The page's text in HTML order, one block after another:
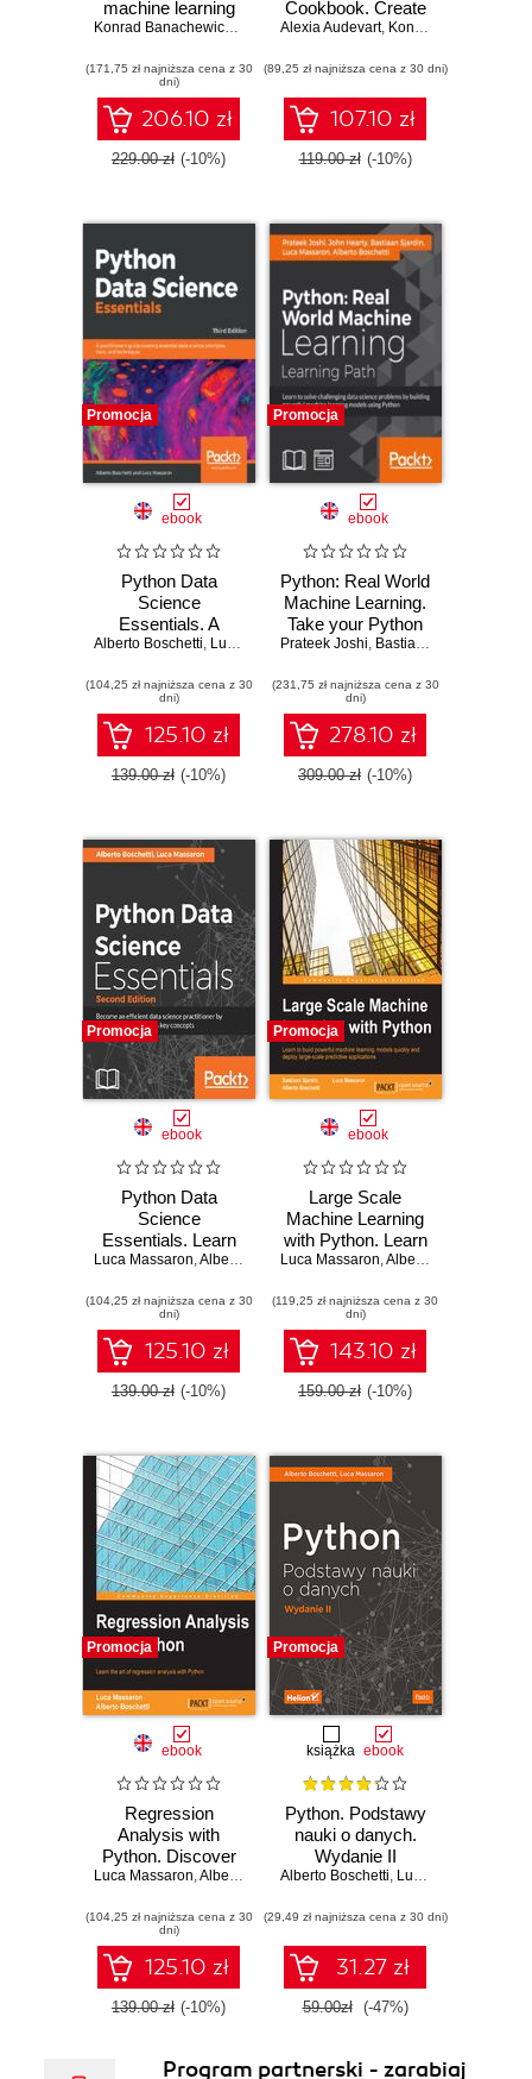
machine learning
for competitiveKonrad Banachewicz
, Anthony Goldbloom,Luca Massaron
(171,75 zł najniższa cena z 30
dni)
206.10 zł
229.00 zł (-10%)
Cookbook. Create
powerful machine
with TensorFlow
Alexia Audevart, Konrad Banachewicz
(89,25 zł najniższa cena z 30 dni)
107.10 zł
119.00 zł (-10%)
Promocja
ebook
Python Data
Science
Essentials. A
practitioner’s guide
data science
principles, tools,
and techniques -
Third Edition
Alberto Boschetti, Luca Massaron
(104,25 zł najniższa cena z 30
dni)
125.10 zł
139.00 zł (-10%)
Promocja
ebook
Python: Real World
Machine Learning.
Take your Python
Machine learning
level
Prateek Joshi, Bastiaan Sjardin
(231,75 zł najniższa cena z 30
dni)
278.10 zł
309.00 zł (-10%)
Promocja
ebook
Python Data
Science
Essentials. Learn
the fundamentals
with Python -
Second Edition
Luca Massaron,Alberto Boschetti
(104,25 zł najniższa cena z 30
dni)
125.10 zł
139.00 zł (-10%)
Promocja
ebook
Large Scale
Machine Learning
with Python. Learn
to build powerful
models quickly and
deploy large-scale
predictive
applications
Luca Massaron,Alberto Boschetti
(119,25 zł najniższa cena z 30
dni)
143.10 zł
159.00 zł (-10%)
Promocja
ebook
Regression
Analysis with
Python. Discover
everything you
about the art of
regression
analysis with
Python, and
change how you
Luca Massaron,Alberto Boschetti
(104,25 zł najniższa cena z 30
dni)
125.10 zł
139.00 zł (-10%)
Promocja
książka ebook
Python. Podstawy
nauki o danych.
Wydanie II
Alberto Boschetti, Luca Massaron
(29,49 zł najniższa cena z 30 dni)
31.27 zł
59.00zł (-47%)
Program partnerski - zarabiaj